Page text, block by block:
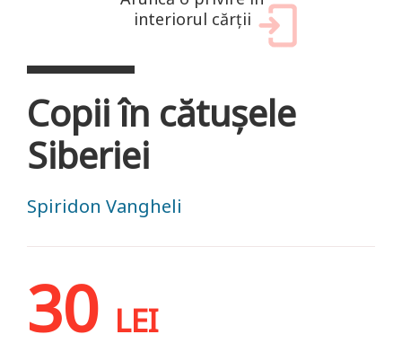
interiorul cărții
Copii în cătușele
Siberiei
Spiridon Vangheli
30 LEI